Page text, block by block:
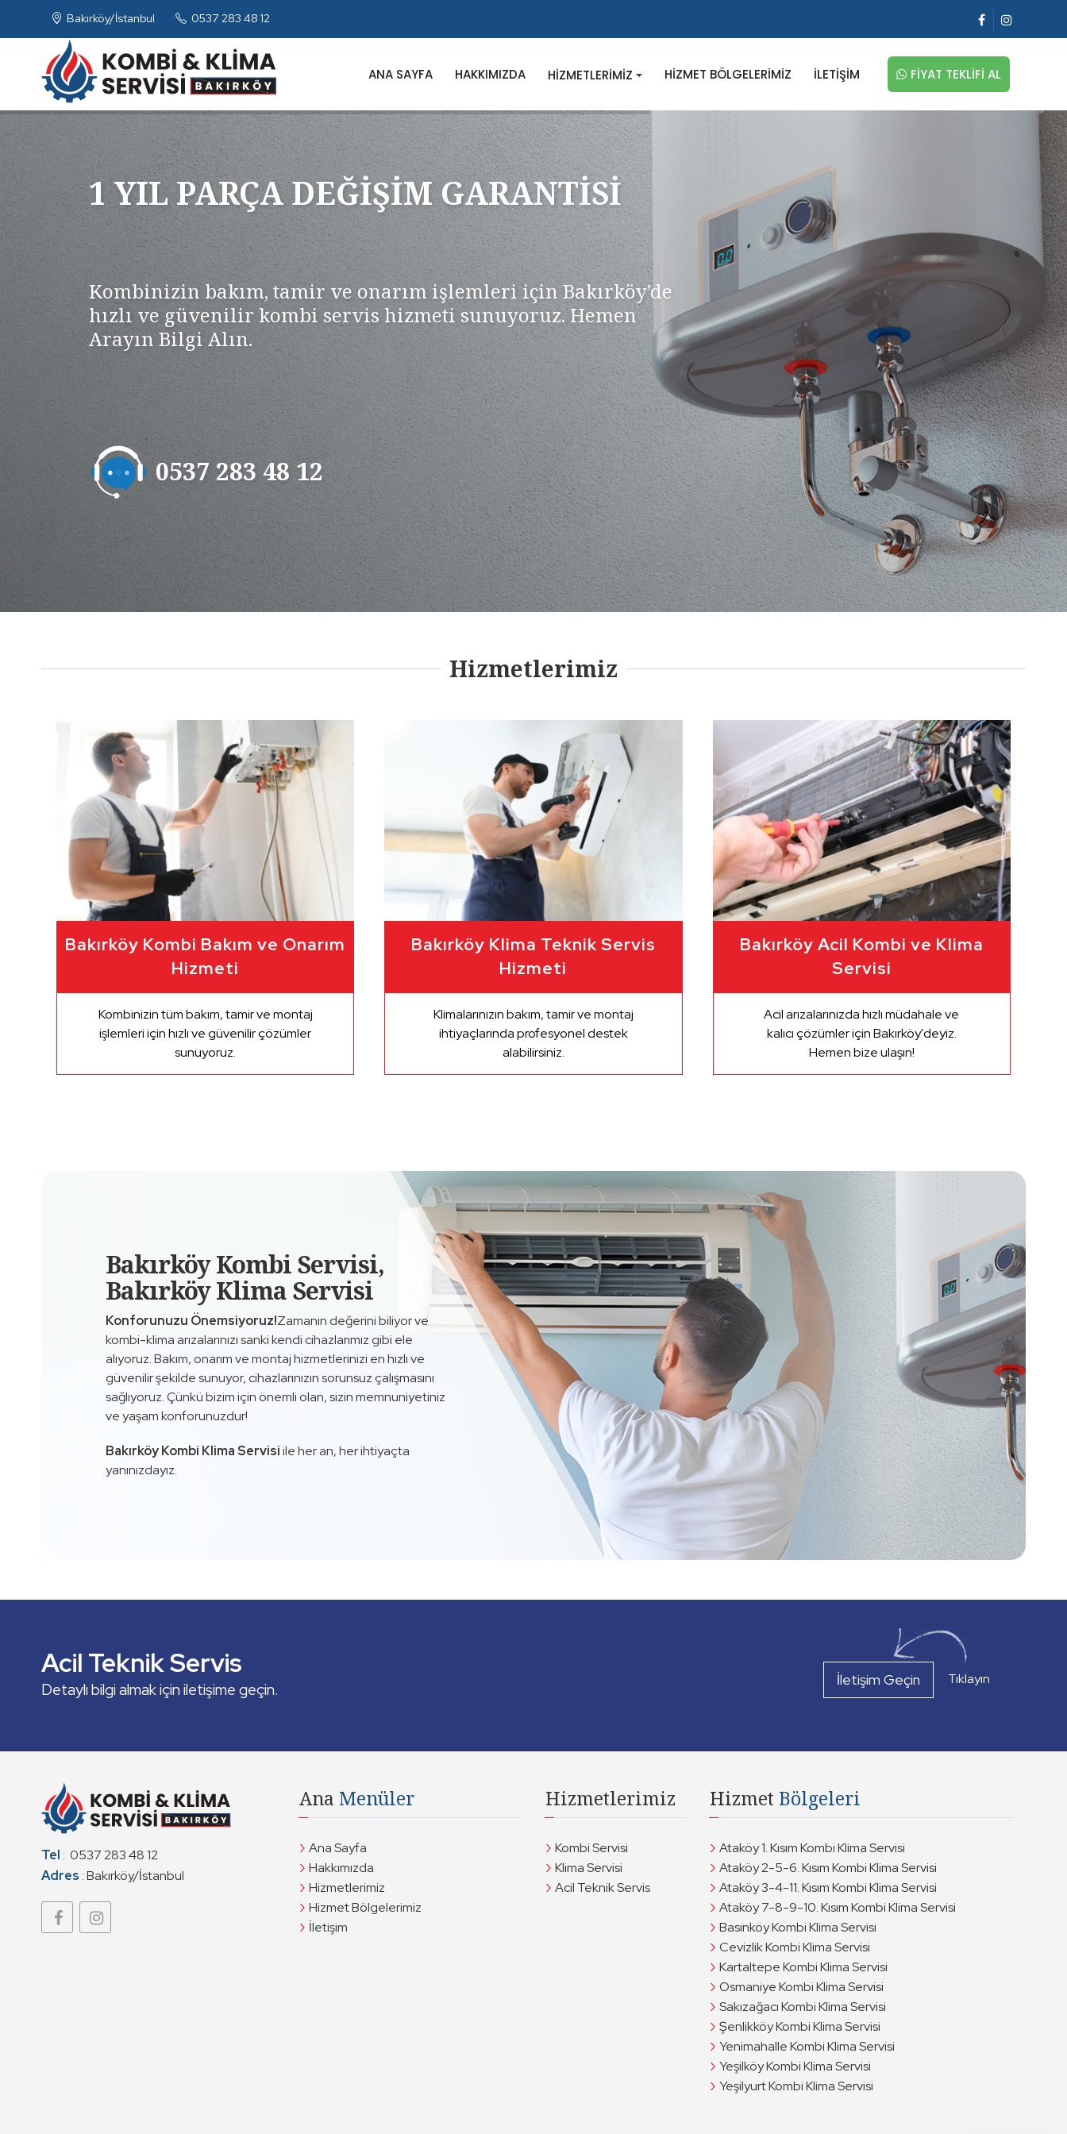
Bakırköy/İstanbul 0537 283 48 12
ANA SAYFA HAKKIMIZDA HIZMETLERIMIZ HIZMET BÖLGELERIMIZ İLETIŞIM FIYAT TEKLIFI AL
1 YIL PARÇA DEĞİŞİM GARANTİSİ
Kombinizin bakım, tamir ve onarım işlemleri için Bakırköy’de
hızlı ve güvenilir kombi servis hizmeti sunuyoruz. Hemen
Arayın Bilgi Alın.
0537 283 48 12
Hizmetlerimiz
Bakırköy Kombi Bakım ve Onarım
Hizmeti
Kombinizin tüm bakım, tamir ve montaj
işlemleri için hızlı ve güvenilir çözümler
sunuyoruz.
Bakırköy Klima Teknik Servis
Hizmeti
Klimalarınızın bakım, tamir ve montaj
ihtiyaçlarında profesyonel destek
alabilirsiniz.
Bakırköy Acil Kombi ve Klima
Servisi
Acil arızalarınızda hızlı müdahale ve
kalıcı çözümler için Bakırköy'deyiz.
Hemen bize ulaşın!
Bakırköy Kombi Servisi,
Bakırköy Klima Servisi
Konforunuzu Önemsiyoruz!Zamanın değerini biliyor ve
kombi-klima arızalarınızı sanki kendi cihazlarımız gibi ele
alıyoruz. Bakım, onarım ve montaj hizmetlerinizi en hızlı ve
güvenilir şekilde sunuyor, cihazlarınızın sorunsuz çalışmasını
sağlıyoruz. Çünkü bizim için önemli olan, sizin memnuniyetiniz
ve yaşam konforunuzdur!
Bakırköy Kombi Klima Servisiile her an, her ihtiyaçta
yanınızdayız.
Klima Servisi
ve dahası...
Kombi Servisi
Detaylı bilgi almak için iletişime geçin. İletişim Geçin Tıklayın
Tel : 0537 283 48 12
Adres :Bakırköy/İstanbul
Ana Menüler
Ana Sayfa
Hakkımızda
Hizmetlerimiz
Hizmet Bölgelerimiz
İletişim
Hizmetlerimiz
Kombi Servisi
Klima Servisi
Acil Teknik Servis
Hizmet Bölgeleri
Ataköy 1. Kısım Kombi Klima Servisi
Ataköy 2-5-6. Kısım Kombi Klima Servisi
Ataköy 3-4-11. Kısım Kombi Klima Servisi
Ataköy 7-8-9-10. Kısım Kombi Klima Servisi
Basınköy Kombi Klima Servisi
Cevizlik Kombi Klima Servisi
Kartaltepe Kombi Klima Servisi
Osmaniye Kombi Klima Servisi
Sakızağacı Kombi Klima Servisi
Şenlikköy Kombi Klima Servisi
Yenimahalle Kombi Klima Servisi
Yeşilköy Kombi Klima Servisi
Yeşilyurt Kombi Klima Servisi